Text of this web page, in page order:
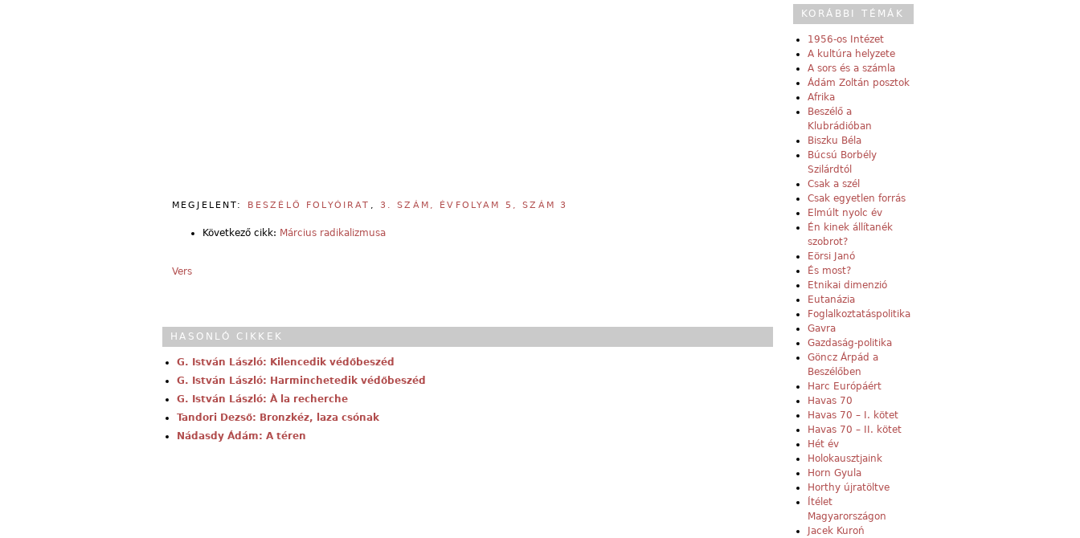
MEGJELENT: BESZÉLŐ FOLYÓIRAT 3. SZÁM, ÉVFOLYAM 5, SZÁM 3
Következő cikk: Március radikalizmusa
Vers
HASONLÓ CIKKEK
G. István László: Kilencedik védőbeszéd
G. István László: Harminchetedik védőbeszéd
G. István László: À la recherche
Tandori Dezső: Bronzkéz, laza csónak
Nádasdy Ádám: A téren
KORÁBBI TÉMÁK
1956-os Intézet
A kultúra helyzete
A sors és a számla
Ádám Zoltán posztok
Afrika
Beszélő a
Klubrádióban
Biszku Béla
Búcsú Borbély
Szilárdtól
Csak a szél
Csak egyetlen forrás
Elmúlt nyolc év
Én kinek állítanék
szobrot?
Eörsi Janó
És most?
Etnikai dimenzió
Eutanázia
Foglalkoztatáspolitika
Gavra
Gazdaság-politika
Göncz Árpád a
Beszélőben
Harc Európáért
Havas 70
Havas 70 – I. kötet
Havas 70 – II. kötet
Hét év
Holokausztjaink
Horn Gyula
Horthy újratöltve
Ítélet
Magyarországon
Jacek Kuroń